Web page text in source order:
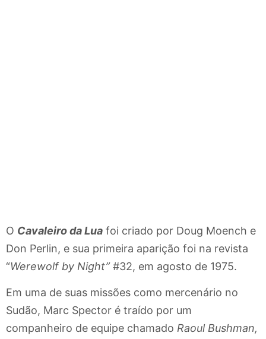
O Cavaleiro da Lua foi criado por Doug Moench e
Don Perlin, e sua primeira aparição foi na revista
“Werewolf by Night”#32, em agosto de 1975.
Em uma de suas missões como mercenário no
Sudão, Marc Spector é traído por um
companheiro de equipe chamado Raoul Bushman,